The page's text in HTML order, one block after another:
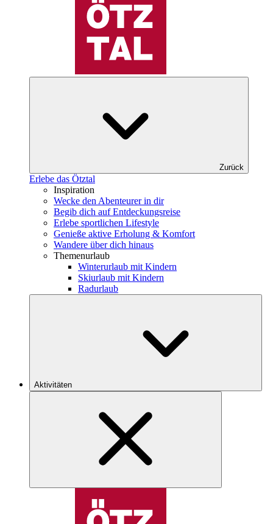
Zurück
Erlebe das Ötztal
Inspiration
Wecke den Abenteurer in dir
Begib dich auf Entdeckungsreise
Erlebe sportlichen Lifestyle
Genieße aktive Erholung & Komfort
Wandere über dich hinaus
Themenurlaub
Winterurlaub mit Kindern
Skiurlaub mit Kindern
Radurlaub
Aktivitäten